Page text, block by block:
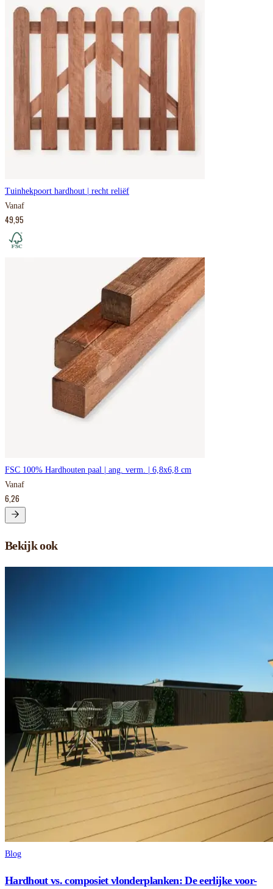
Tuinhekpoort hardhout | recht reliëf
Vanaf
49,95
FSC 100% Hardhouten paal | ang. verm. | 6,8x6,8 cm
Vanaf
6,26
Bekijk ook
Blog
Hardhout vs. composiet vlonderplanken: De eerlijke voor-